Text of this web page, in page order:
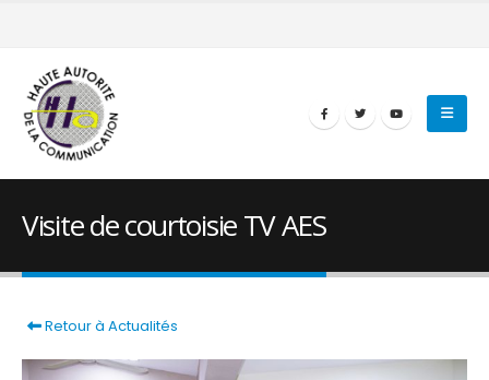
Visite de courtoisie TV AES
Retour à Actualités